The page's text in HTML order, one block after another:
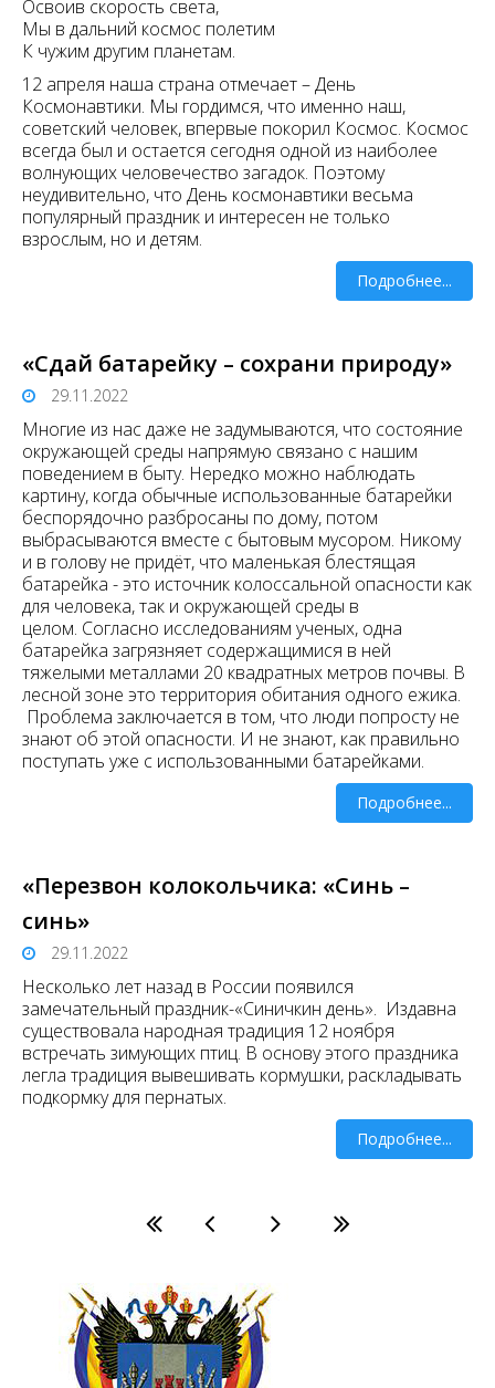
Освоив скорость света,
Мы в дальний космос полетим
К чужим другим планетам.
12 апреля наша страна отмечает – День
Космонавтики. Мы гордимся, что именно наш,
советский человек, впервые покорил Космос. Космос
всегда был и остается сегодня одной из наиболее
волнующих человечество загадок. Поэтому
неудивительно, что День космонавтики весьма
популярный праздник и интересен не только
взрослым, но и детям.
Подробнее...
«Сдай батарейку – сохрани природу»
29.11.2022
Многие из нас даже не задумываются, что состояние
окружающей среды напрямую связано с нашим
поведением в быту. Нередко можно наблюдать
картину, когда обычные использованные батарейки
беспорядочно разбросаны по дому, потом
выбрасываются вместе с бытовым мусором. Никому
и в голову не придёт, что маленькая блестящая
батарейка - это источник колоссальной опасности как
для человека, так и окружающей среды в
целом. Согласно исследованиям ученых, одна
батарейка загрязняет содержащимися в ней
тяжелыми металлами 20 квадратных метров почвы. В
лесной зоне это территория обитания одного ежика.
Проблема заключается в том, что люди попросту не
знают об этой опасности. И не знают, как правильно
поступать уже с использованными батарейками.
Подробнее...
«Перезвон колокольчика: «Синь –
синь»
29.11.2022
Несколько лет назад в России появился
замечательный праздник-«Синичкин день». Издавна
существовала народная традиция 12 ноября
встречать зимующих птиц. В основу этого праздника
легла традиция вывешивать кормушки, раскладывать
подкормку для пернатых.
Подробнее...